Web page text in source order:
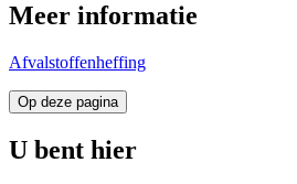
Meer informatie
Afvalstoffenheffing
Op deze pagina
U bent hier